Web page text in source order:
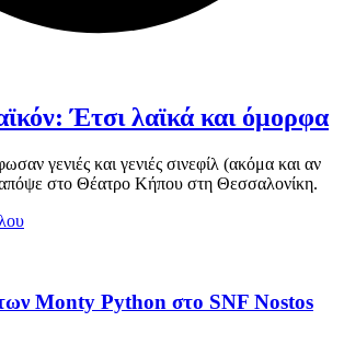
Έτσι λαϊκά και όμορφα
γενιές και γενιές σινεφίλ (ακόμα και αν
απόψε στο Θέατρο Κήπου στη Θεσσαλονίκη.
Monty Python στο SNF Nostos